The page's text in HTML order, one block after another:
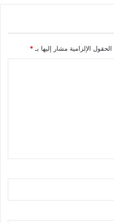
الحقول الإلزامية مشار إليها بـ *